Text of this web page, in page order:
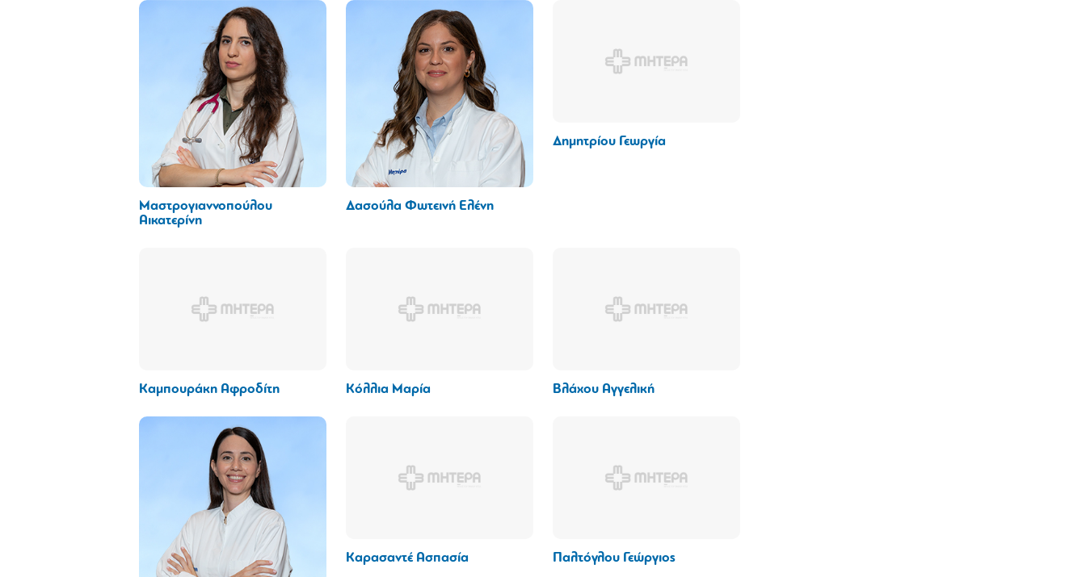
Μαστρογιαννοπούλου
Αικατερίνη
Δασούλα Φωτεινή Ελένη
Δημητρίου Γεωργία
Καμπουράκη Αφροδίτη Κόλλια Μαρία Βλάχου Αγγελική
Καρασαντέ Ασπασία Παλτόγλου Γεώργιος